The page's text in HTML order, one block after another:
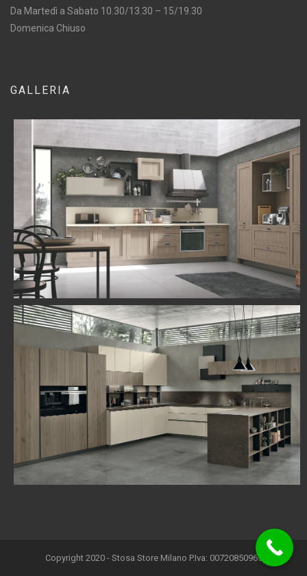
Da Martedì a Sabato 10.30/13.30 – 15/19.30
Domenica Chiuso
GALLERIA
Copyright 2020 - Stosa Store Milano P.Iva: 00720850965